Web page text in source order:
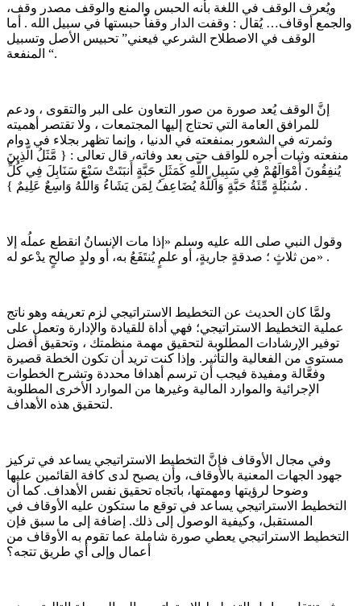
ويُعرف الوقف في اللغة بأنه الحبس والمنع والوقف مصدر وقف،
والجمع أوقاف… يُقال : وقفت الدار وقفاً حبستها في سبيل الله . أما
الوقف في الاصطلاح الشرعي فيعني” تحبيس الأصل وتسبيل
المنفعة “.
إنَّ الوقف يُعد صورة من صور التعاون على البر والتقوى ، ودعم
للمرافق العامة التي تحتاج إليها المجتمعات ، ولا تقتصر أهميته
وثمرته في الشعور بمنفعته في الدنيا ، وإنما تظهر بجلاء في دوام
منفعته وثبات أجره للواقف حتى بعد وفاته، قال تعالى : { مَّثَلُ الَّذِينَ
يُنفِقُونَ أَمْوَالَهُمْ فِي سَبِيلِ اللّهِ كَمَثَلِ حَبَّةٍ أَنبَتَتْ سَبْعَ سَنَابِلَ فِي كُلِّ
سُنبُلَةٍ مِّئَةُ حَبَّةٍ وَاللّهُ يُضَاعِفُ لِمَن يَشَاءُ وَاللّهُ وَاسِعٌ عَلِيمٌ } .
وقول النبي صلى الله عليه وسلم «إذا مات الإنسانُ انقطع عملُه إلا
من ثلاثٍ ؛ صدقةٍ جاريةٍ، أو علمٍ يُنتَفَعُ به، أو ولدٍ صالحٍ يدْعو له» .
ولمَّا كان الحديث عن التخطيط الاستراتيجي لزم تعريفه وهو ناتج
عملية التخطيط الاستراتيجي؛ فهي أداة للقيادة والإدارة وتعمل على
توفير الإرشادات المطلوبة لتحقيق مهمة منظمتك ، وتحقيق أفضل
مستوى من الفعالية والتأثير. وإذا كنت تريد أن تكون الخطة قصيرة
وفعَّالة ومفيدة فيجب أن ترسم أهدافا محددة وتشرح الخطوات
الإجرائية والموارد المالية وغيرها من الموارد الأخرى المطلوبة
لتحقيق هذه الأهداف.
وفي مجال الأوقاف فإنَّ التخطيط الاستراتيجي يساعد في تركيز
جهود الجهات المعنية بالأوقاف، وأن يصبح لدى كافة القائمين عليها
وضوحا لرؤيتها ومهمتها، باتجاه تحقيق نفس الأهداف. كما أن
التخطيط الاستراتيجي يساعد في توقع ما ستكون عليه الأوقاف في
المستقبل، وكيفية الوصول إلى ذلك. إضافة إلى ما سبق فإن
التخطيط الاستراتيجي يعطي صورة شاملة عما تقوم به الأوقاف من
أعمال وإلى أي طريق تتجه؟